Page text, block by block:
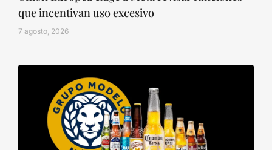
que incentivan uso excesivo
7 agosto, 2026